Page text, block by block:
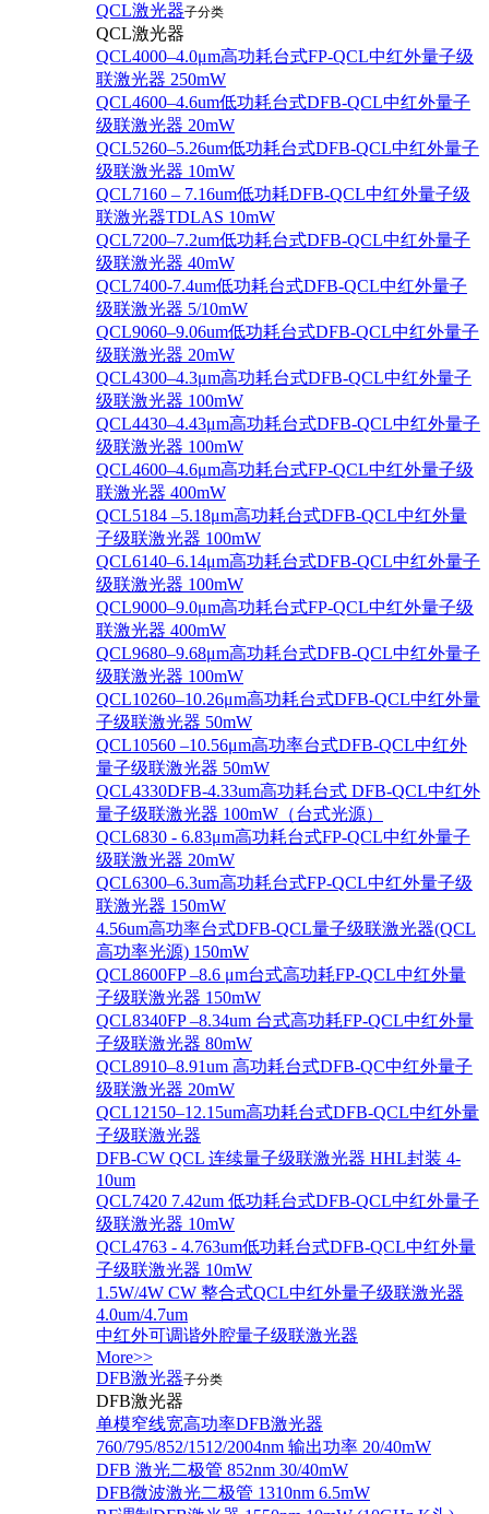
QCL激光器子分类
QCL激光器
QCL4000–4.0μm高功耗台式FP-QCL中红外量子级
联激光器 250mW
QCL4600–4.6um低功耗台式DFB-QCL中红外量子
级联激光器 20mW
QCL5260–5.26um低功耗台式DFB-QCL中红外量子
级联激光器 10mW
QCL7160 – 7.16um低功耗DFB-QCL中红外量子级
联激光器TDLAS 10mW
QCL7200–7.2um低功耗台式DFB-QCL中红外量子
级联激光器 40mW
QCL7400-7.4um低功耗台式DFB-QCL中红外量子
级联激光器 5/10mW
QCL9060–9.06um低功耗台式DFB-QCL中红外量子
级联激光器 20mW
QCL4300–4.3μm高功耗台式DFB-QCL中红外量子
级联激光器 100mW
QCL4430–4.43μm高功耗台式DFB-QCL中红外量子
级联激光器 100mW
QCL4600–4.6μm高功耗台式FP-QCL中红外量子级
联激光器 400mW
QCL5184 –5.18μm高功耗台式DFB-QCL中红外量
子级联激光器 100mW
QCL6140–6.14μm高功耗台式DFB-QCL中红外量子
级联激光器 100mW
QCL9000–9.0μm高功耗台式FP-QCL中红外量子级
联激光器 400mW
QCL9680–9.68μm高功耗台式DFB-QCL中红外量子
级联激光器 100mW
QCL10260–10.26μm高功耗台式DFB-QCL中红外量
子级联激光器 50mW
QCL10560 –10.56μm高功率台式DFB-QCL中红外
量子级联激光器 50mW
QCL4330DFB-4.33um高功耗台式 DFB-QCL中红外
量子级联激光器 100mW（台式光源）
QCL6830 - 6.83μm高功耗台式FP-QCL中红外量子
级联激光器 20mW
QCL6300–6.3um高功耗台式FP-QCL中红外量子级
联激光器 150mW
4.56um高功率台式DFB-QCL量子级联激光器(QCL
高功率光源) 150mW
QCL8600FP –8.6 μm台式高功耗FP-QCL中红外量
子级联激光器 150mW
QCL8340FP –8.34um 台式高功耗FP-QCL中红外量
子级联激光器 80mW
QCL8910–8.91um 高功耗台式DFB-QC中红外量子
级联激光器 20mW
QCL12150–12.15um高功耗台式DFB-QCL中红外量
子级联激光器
DFB-CW QCL 连续量子级联激光器 HHL封装 4-
10um
QCL7420 7.42um 低功耗台式DFB-QCL中红外量子
级联激光器 10mW
QCL4763 - 4.763um低功耗台式DFB-QCL中红外量
子级联激光器 10mW
1.5W/4W CW 整合式QCL中红外量子级联激光器
4.0um/4.7um
中红外可调谐外腔量子级联激光器
More>>
DFB激光器子分类
DFB激光器
单模窄线宽高功率DFB激光器
760/795/852/1512/2004nm 输出功率 20/40mW
DFB 激光二极管 852nm 30/40mW
DFB微波激光二极管 1310nm 6.5mW